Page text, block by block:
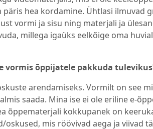
hea kordamine. Ühtlasi ilmuvad
vormi ja sisu ning materjali ja
millega igaüks eelkõige oma
õppijatele pakkuda
arendamiseks. Vormilt on see
saada. Mina ise ei ole eriline e-
õppematerjali kokkupanek on
mis röövivad aega ja viivad